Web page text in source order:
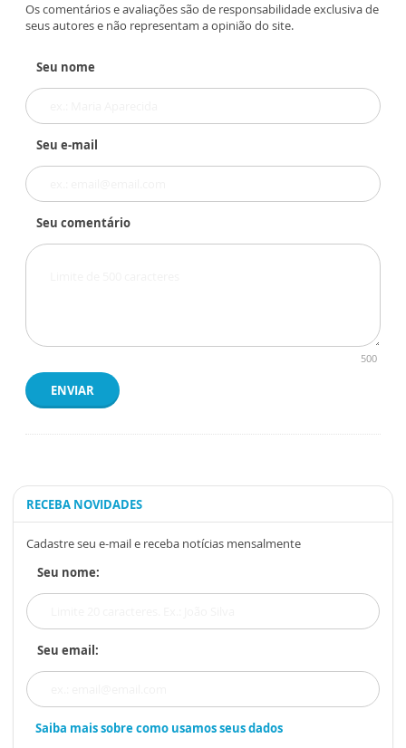
Os comentários e avaliações são de responsabilidade exclusiva de
seus autores e não representam a opinião do site.
Seu nome
Seu e-mail
Seu comentário
500
ENVIAR
RECEBA NOVIDADES
Cadastre seu e-mail e receba notícias mensalmente
Seu nome:
Seu email:
Saiba mais sobre como usamos seus dados